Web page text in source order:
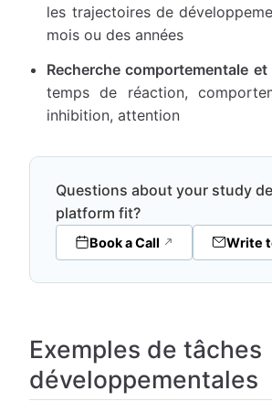
les trajectoires de
mois ou des années
Recherche comportementale
temps de réaction,
inhibition, attention
Questions about your study
platform fit?
Book a Call Write
Exemples de tâches
développementales